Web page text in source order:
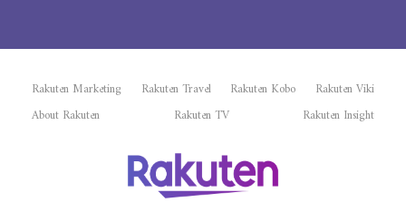
Rakuten Viki
Rakuten Kobo
Rakuten Travel
Rakuten Marketing
Rakuten Insight
Rakuten TV
About Rakuten